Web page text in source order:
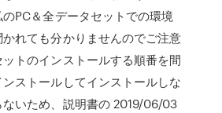
PC＆全データセットでの環境
れても分かりませんのでご注意
トのインストールする順番を間
ストールしてインストールしな
ないため、説明書の 2019/06/03